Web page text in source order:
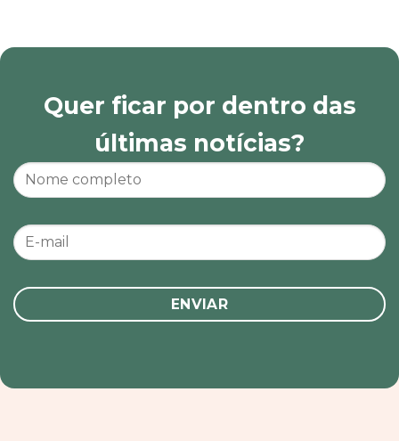
Quer ficar por dentro das
últimas notícias?